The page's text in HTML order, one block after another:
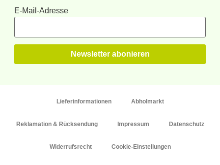
E-Mail-Adresse
Lieferinformationen Abholmarkt
Reklamation & Rücksendung Impressum Datenschutz
Widerrufsrecht Cookie-Einstellungen